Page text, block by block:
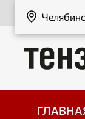
Челябинск